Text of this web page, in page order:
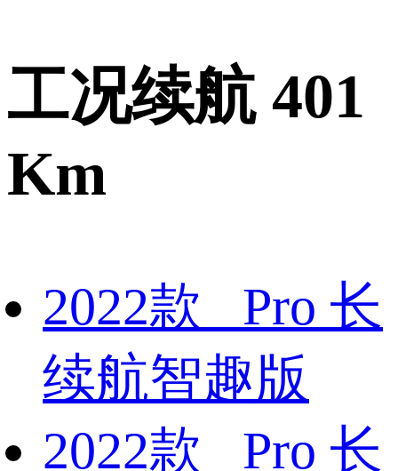
工况续航 401
Km
2022款 Pro 长
续航智趣版
2022款 Pro 长